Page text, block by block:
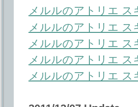
メルルのアトリエ ス
メルルのアトリエ ス
メルルのアトリエ ス
メルルのアトリエ ス
メルルのアトリエ ス